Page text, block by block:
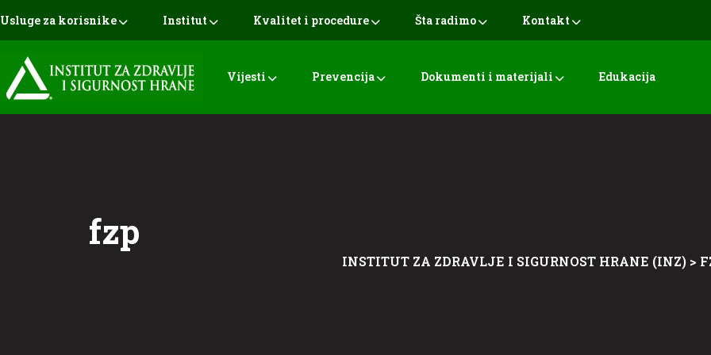
Usluge za korisnike Institut Kvalitet i procedure Šta radimo Kontakt
Vijesti Prevencija Dokumenti i materijali Edukacija
fzp
INSTITUT ZA ZDRAVLJE I SIGURNOST HRANE (INZ) >